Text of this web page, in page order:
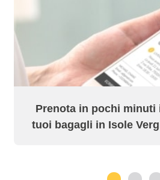
Prenota in pochi minuti
tuoi bagagli in Isole